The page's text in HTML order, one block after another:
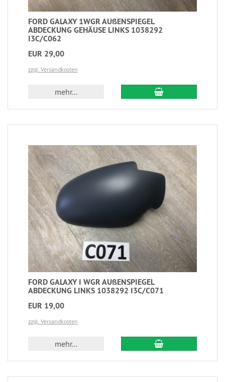
FORD GALAXY 1WGR AUßENSPIEGEL
ABDECKUNG GEHÄUSE LINKS 1038292
I3C/C062
EUR 29,00
zzgl. Versandkosten
mehr...
FORD GALAXY I WGR AUßENSPIEGEL
ABDECKUNG LINKS 1038292 I3C/C071
EUR 19,00
zzgl. Versandkosten
mehr...